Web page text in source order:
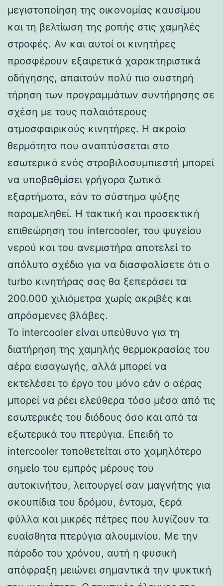
μεγιστοποίηση της οικονομίας καυσίμου
και τη βελτίωση της ροπής στις χαμηλές
στροφές. Αν και αυτοί οι κινητήρες
προσφέρουν εξαιρετικά χαρακτηριστικά
οδήγησης, απαιτούν πολύ πιο αυστηρή
τήρηση των προγραμμάτων συντήρησης σε
σχέση με τους παλαιότερους
ατμοσφαιρικούς κινητήρες. Η ακραία
θερμότητα που αναπτύσσεται στο
εσωτερικό ενός στροβιλοσυμπιεστή μπορεί
να υποβαθμίσει γρήγορα ζωτικά
εξαρτήματα, εάν το σύστημα ψύξης
παραμεληθεί. Η τακτική και προσεκτική
επιθεώρηση του intercooler, του ψυγείου
νερού και του ανεμιστήρα αποτελεί το
απόλυτο σχέδιο για να διασφαλίσετε ότι ο
turbo κινητήρας σας θα ξεπεράσει τα
200.000 χιλιόμετρα χωρίς ακριβές και
απρόσμενες βλάβες.
Το intercooler είναι υπεύθυνο για τη
διατήρηση της χαμηλής θερμοκρασίας του
αέρα εισαγωγής, αλλά μπορεί να
εκτελέσει το έργο του μόνο εάν ο αέρας
μπορεί να ρέει ελεύθερα τόσο μέσα από τις
εσωτερικές του διόδους όσο και από τα
εξωτερικά του πτερύγια. Επειδή το
intercooler τοποθετείται στο χαμηλότερο
σημείο του εμπρός μέρους του
αυτοκινήτου, λειτουργεί σαν μαγνήτης για
σκουπίδια του δρόμου, έντομα, ξερά
φύλλα και μικρές πέτρες που λυγίζουν τα
ευαίσθητα πτερύγια αλουμινίου. Με την
πάροδο του χρόνου, αυτή η φυσική
απόφραξη μειώνει σημαντικά την ψυκτική